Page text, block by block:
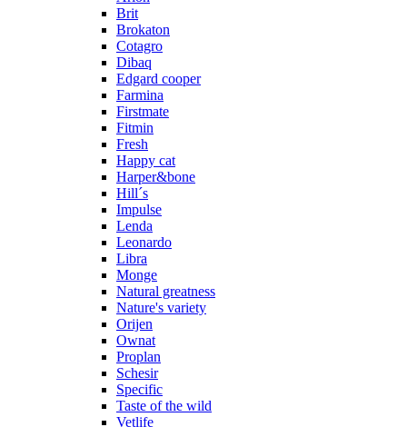
Brit
Brokaton
Cotagro
Dibaq
Edgard cooper
Farmina
Firstmate
Fitmin
Fresh
Happy cat
Harper&bone
Hill´s
Impulse
Lenda
Leonardo
Libra
Monge
Natural greatness
Nature's variety
Orijen
Ownat
Proplan
Schesir
Specific
Taste of the wild
Vetlife